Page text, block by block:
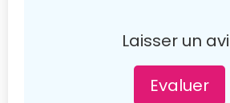
Laisser un
Evaluer